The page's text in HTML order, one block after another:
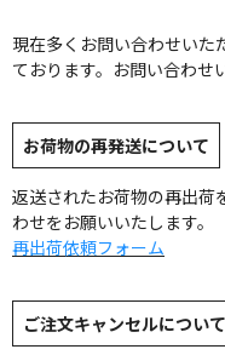
現在多くお問い合わせいた
ております。お問い合わせ
お荷物の再発送について
返送されたお荷物の再出荷
わせをお願いいたします。
再出荷依頼フォーム
ご注文キャンセルについて